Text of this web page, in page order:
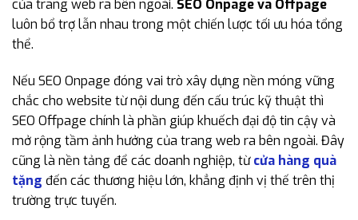
của trang web ra bên ngoài. SEO Onpage và Offpage
luôn bổ trợ lẫn nhau trong một chiến lược tối ưu hóa tổng
thể.
Nếu SEO Onpage đóng vai trò xây dựng nền móng vững
chắc cho website từ nội dung đến cấu trúc kỹ thuật thì
SEO Offpage chính là phần giúp khuếch đại độ tin cậy và
mở rộng tầm ảnh hưởng của trang web ra bên ngoài. Đây
cũng là nền tảng để các doanh nghiệp, từcửa hàng quà
tặng đến các thương hiệu lớn, khẳng định vị thế trên thị
trường trực tuyến.